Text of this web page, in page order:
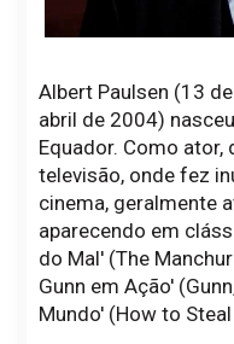
Albert Paulsen (13
abril de 2004)
Equador. Como
televisão, onde fez
cinema, geralmente
aparecendo em
do Mal' (The
Gunn em Ação'
Mundo' (How to